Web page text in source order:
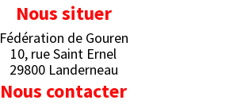
Nous situer
Fédération de Gouren
10, rue Saint Ernel
29800 Landerneau
Nous contacter